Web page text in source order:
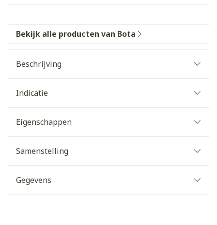
Bekijk alle producten van Bota
Beschrijving
Indicatie
Eigenschappen
Samenstelling
Gegevens